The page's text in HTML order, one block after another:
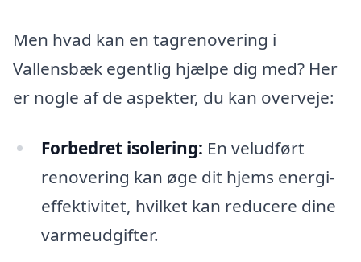
Men hvad kan en tagrenovering i
Vallensbæk egentlig hjælpe dig med? Her
er nogle af de aspekter, du kan overveje:
Forbedret isolering: En veludført
renovering kan øge dit hjems energi-
effektivitet, hvilket kan reducere dine
varmeudgifter.